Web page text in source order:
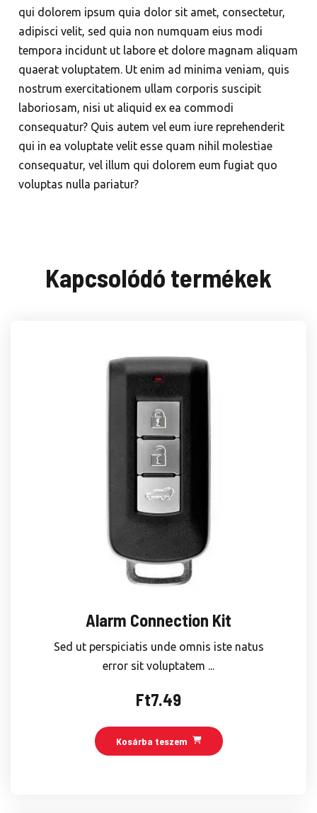
qui dolorem ipsum quia dolor sit amet, consectetur,
adipisci velit, sed quia non numquam eius modi
tempora incidunt ut labore et dolore magnam aliquam
quaerat voluptatem. Ut enim ad minima veniam, quis
nostrum exercitationem ullam corporis suscipit
laboriosam, nisi ut aliquid ex ea commodi
consequatur? Quis autem vel eum iure reprehenderit
qui in ea voluptate velit esse quam nihil molestiae
consequatur, vel illum qui dolorem eum fugiat quo
voluptas nulla pariatur?
Kapcsolódó termékek
Alarm Connection Kit
Sed ut perspiciatis unde omnis iste natus
error sit voluptatem ...
Ft7.49
Kosárba teszem